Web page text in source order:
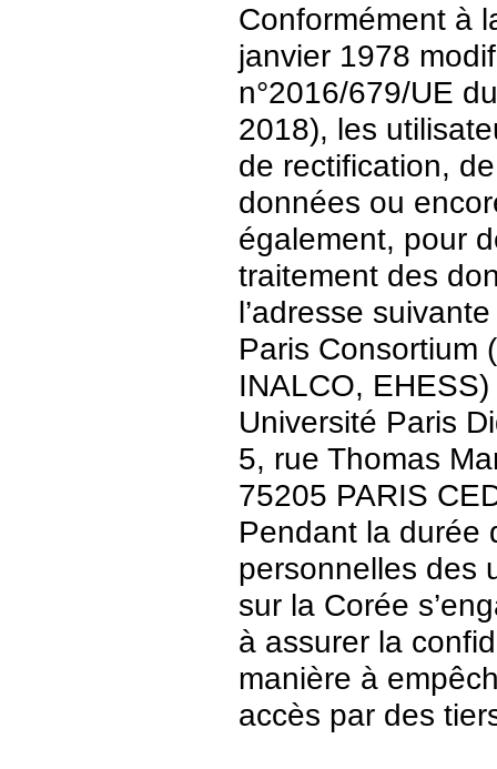
Conformément à
janvier 1978
n°2016/679/UE
2018), les
de rectification,
données ou
également, pour
traitement des
l’adresse
Paris Consortium
INALCO, EHESS)
Université Paris
5, rue Thomas
75205 PARIS
Pendant la durée
personnelles des
sur la Corée
à assurer la
manière à
accès par des